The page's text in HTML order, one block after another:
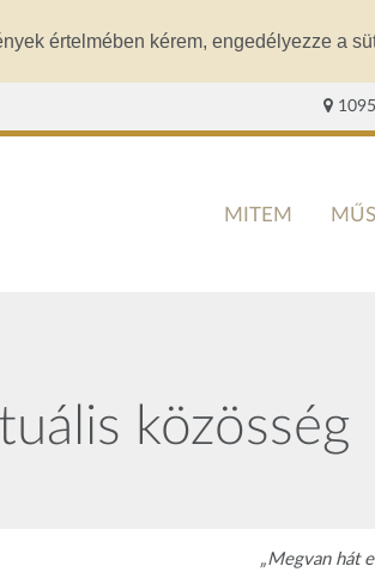
értelmében kérem, engedélyezze a
1095
MITEM
közösség
„Megvan hát